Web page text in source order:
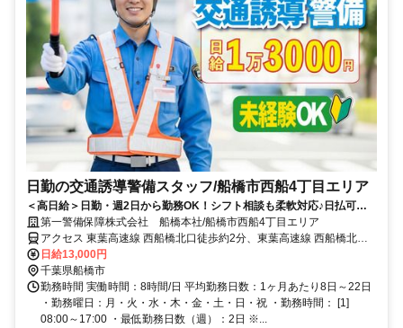
日勤の交通誘導警備スタッフ/船橋市西船4丁目エリア
＜高日給＞日勤・週2日から勤務OK！シフト相談も柔軟対応♪日払可◎
未経験歓迎★
第一警備保障株式会社 船橋本社/船橋市西船4丁目エリア
アクセス 東葉高速線 西船橋北口徒歩約2分、東葉高速線 西船橋北口
徒歩約2分、東葉高速線 西船橋北口徒歩約2分 直行直帰OK＊交通費全
額支給＊
日給13,000円
千葉県船橋市
勤務時間 実働時間：8時間/日 平均勤務日数：1ヶ月あたり8日～22日
・勤務曜日：月・火・水・木・金・土・日・祝 ・勤務時間： [1]
08:00～17:00 ・最低勤務日数（週）：2日 ※...